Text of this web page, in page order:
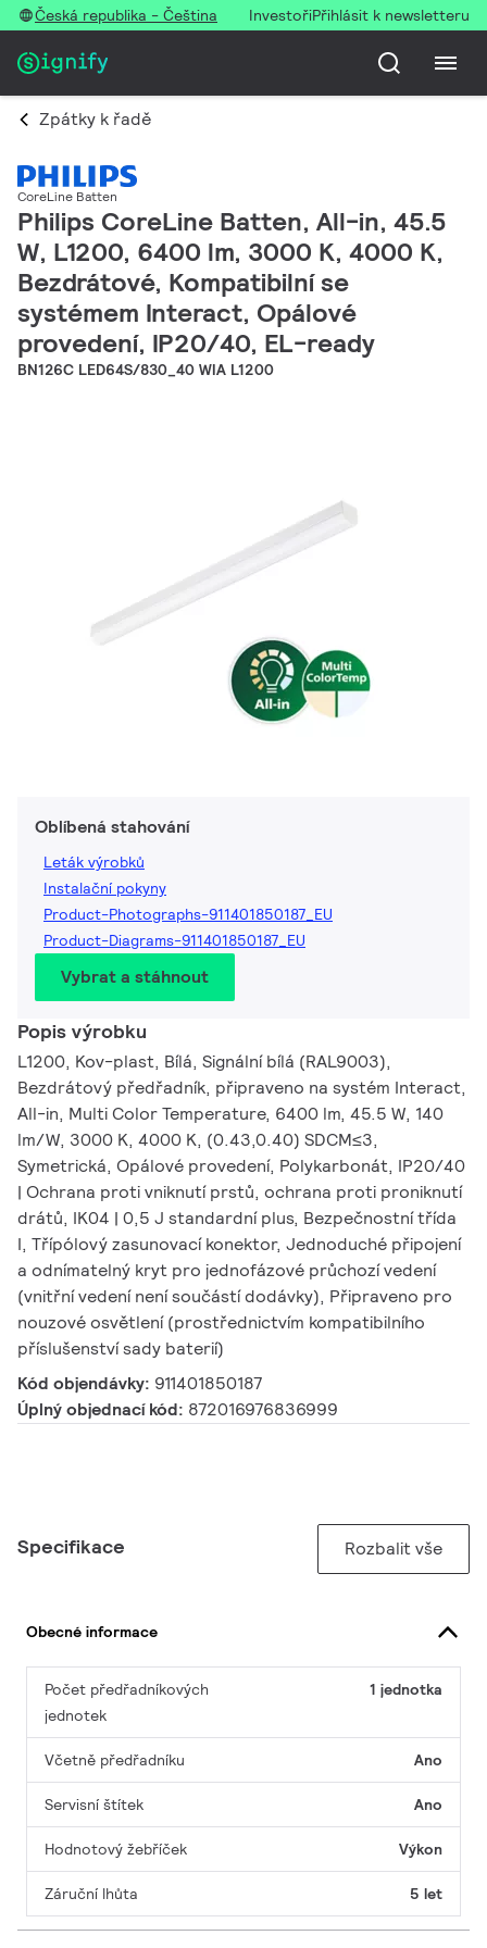
Česká republika - Čeština InvestořiPřihlásit k newsletteru
Zpátky k řadě
CoreLine Batten
Philips CoreLine Batten, All-in, 45.5
W, L1200, 6400 lm, 3000 K, 4000 K,
Bezdrátové, Kompatibilní se
systémem Interact, Opálové
provedení, IP20/40, EL-ready
BN126C LED64S/830_40 WIA L1200
Oblíbená stahování
Leták výrobků
Instalační pokyny
Product-Photographs-911401850187_EU
Product-Diagrams-911401850187_EU
Vybrat a stáhnout
Popis výrobku
L1200, Kov-plast, Bílá, Signální bílá (RAL9003),
Bezdrátový předřadník, připraveno na systém Interact,
All-in, Multi Color Temperature, 6400 lm, 45.5 W, 140
lm/W, 3000 K, 4000 K, (0.43,0.40) SDCM≤3,
Symetrická, Opálové provedení, Polykarbonát, IP20/40
| Ochrana proti vniknutí prstů, ochrana proti proniknutí
drátů, IK04 | 0,5 J standardní plus, Bezpečnostní třída
I, Třípólový zasunovací konektor, Jednoduché připojení
a odnímatelný kryt pro jednofázové průchozí vedení
(vnitřní vedení není součástí dodávky), Připraveno pro
nouzové osvětlení (prostřednictvím kompatibilního
příslušenství sady baterií)
Kód objendávky: 911401850187
Úplný objednací kód: 872016976836999
Specifikace Rozbalit vše
Obecné informace
Počet předřadníkových
jednotek
1 jednotka
Včetně předřadníku Ano
Servisní štítek Ano
Hodnotový žebříček Výkon
Záruční lhůta 5 let